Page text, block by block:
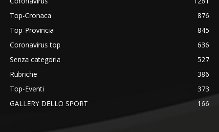
Top-Cronaca
876
Top-Provincia
845
Coronavirus top
636
Senza categoria
527
Rubriche
386
Top-Eventi
373
GALLERY DELLO SPORT
166